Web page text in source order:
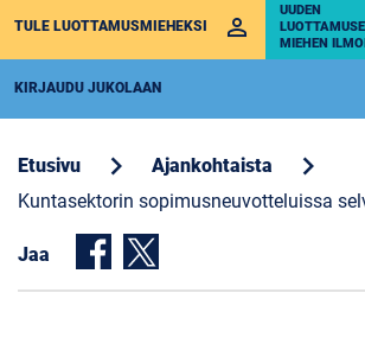
TULE LUOTTAMUSMIEHEKSI perm_identity
UUDEN
MIEHEN
KIRJAUDU JUKOLAAN
Etusivu chevron_right Ajankohtaista chevron_right
Kuntasektorin sopimusneuvotteluissa
Jaa